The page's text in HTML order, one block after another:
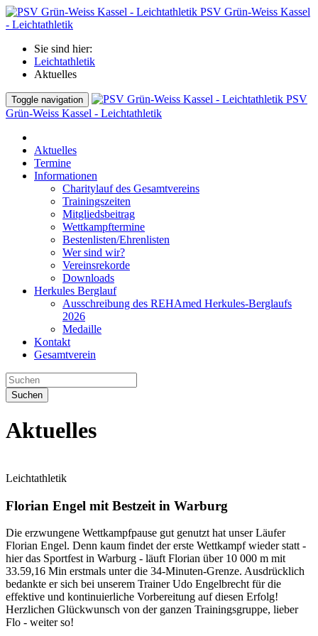
PSV Grün-Weiss Kassel
- Leichtathletik
Sie sind hier:
Leichtathletik
Aktuelles
Toggle navigation
PSV
Grün-Weiss Kassel - Leichtathletik
Aktuelles
Termine
Informationen
Charitylauf des Gesamtvereins
Trainingszeiten
Mitgliedsbeitrag
Wettkampftermine
Bestenlisten/Ehrenlisten
Wer sind wir?
Vereinsrekorde
Downloads
Herkules Berglauf
Ausschreibung des REHAmed Herkules-Berglaufs
2026
Medaille
Kontakt
Gesamtverein
Suchen
Aktuelles
Leichtathletik
Florian Engel mit Bestzeit in Warburg
Die erzwungene Wettkampfpause gut genutzt hat unser Läufer
Florian Engel. Denn kaum findet der erste Wettkampf wieder statt -
hier das Sportfest in Warburg - läuft Florian über 10 000 m mit
33.59,16 Min erstmals unter die 34-Minuten-Grenze. Ausdrücklich
bedankte er sich bei unserem Trainer Udo Engelbrecht für die
effektive und kontinuierliche Vorbereitung auf diesen Erfolg!
Herzlichen Glückwunsch von der ganzen Trainingsgruppe, lieber
Flo - weiter so!